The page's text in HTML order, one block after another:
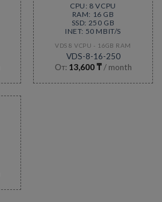
CPU: 8 VCPU
RAM: 16 GB
SSD: 250 GB
INET: 50 MBIT/S
VDS 8 VCPU - 16GB RAM
VDS-8-16-250
От: 13,600₸ / month